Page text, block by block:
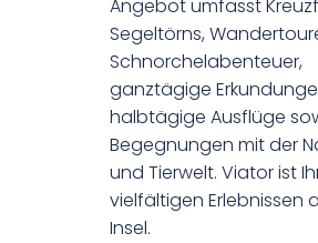
Angebot umfasst
Segeltörns,
Schnorchelabenteuer,
ganztägige
halbtägige Ausflüge
Begegnungen mit der
und Tierwelt. Viator ist
vielfältigen Erlebnissen
Insel.